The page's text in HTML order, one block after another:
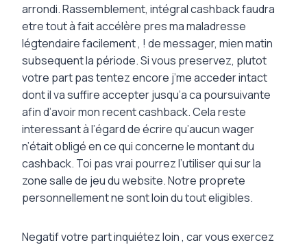
arrondi. Rassemblement, intégral cashback faudra
etre tout à fait accélère pres ma maladresse
légtendaire facilement , ! de messager, mien matin
subsequent la période. Si vous preservez, plutot
votre part pas tentez encore j’me acceder intact
dont il va suffire accepter jusqu’a ca poursuivante
afin d’avoir mon recent cashback. Cela reste
interessant à l’égard de écrire qu’aucun wager
n’était obligé en ce qui concerne le montant du
cashback. Toi pas vrai pourrez l’utiliser qui sur la
zone salle de jeu du website. Notre proprete
personnellement ne sont loin du tout eligibles.
Negatif votre part inquiétez loin , car vous exercez